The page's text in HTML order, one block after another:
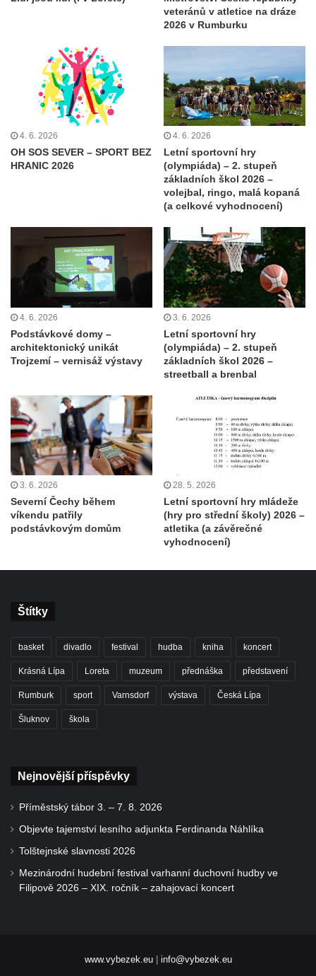
veteránů v atletice na dráze
2026 v Rumburku
4. 6. 2026
OH SOS SEVER – SPORT BEZ
HRANIC 2026
4. 6. 2026
Letní sportovní hry
(olympiáda) – 2. stupeň
základních škol 2026 –
volejbal, ringo, malá kopaná
(a celkové vyhodnocení)
4. 6. 2026
Podstávkové domy –
architektonický unikát
Trojzemí – vernisáž výstavy
3. 6. 2026
Letní sportovní hry
(olympiáda) – 2. stupeň
základních škol 2026 –
streetball a brenbal
3. 6. 2026
Severní Čechy během
víkendu patřily
podstávkovým domům
28. 5. 2026
Letní sportovní hry mládeže
(hry pro střední školy) 2026 –
atletika (a závěrečné
vyhodnocení)
Štítky
basket divadlo festival hudba kniha koncert
Krásná Lípa Loreta muzeum přednáška představení
Rumburk sport Varnsdorf výstava Česká Lípa
Šluknov škola
Nejnovější příspěvky
Příměstský tábor 3. – 7. 8. 2026
Objevte tajemství lesního adjunkta Ferdinanda Náhlíka
Tolštejnské slavnosti 2026
Mezinárodní hudební festival varhanní duchovní hudby ve
Filipově 2026 – XIX. ročník – zahajovací koncert
www.vybezek.eu| info@vybezek.eu